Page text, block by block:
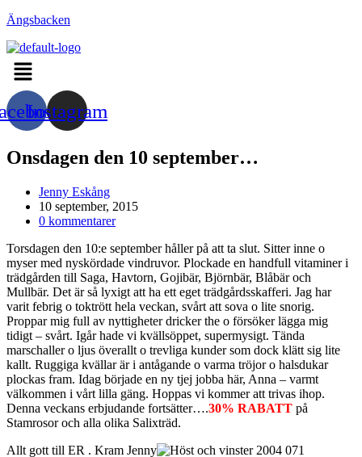
Hoppa
innehållet
Ängsbacken
Menu
Instagram
Onsdagen den 10 september…
Inläggsförfattare:
Jenny Eskång
Inlägget
publicerat:
10 september, 2015
Kommentarer
inlägget:
0 kommentarer
Torsdagen den 10:e september håller på att ta slut. Sitter inne o
myser med nyskördade vindruvor. Plockade en handfull vitaminer i
trädgården till Saga, Havtorn, Gojibär, Björnbär, Blåbär och
Mullbär. Det är så lyxigt att ha ett eget trädgårdsskafferi. Jag har
varit febrig o toktrött hela veckan, svårt att sova o lite snorig.
Proppar mig full av nyttigheter dricker the o försöker lägga mig
tidigt – svårt. Igår hade vi kvällsöppet, supermysigt. Tända
marschaller o ljus överallt o trevliga kunder som dock klätt sig lite
kallt. Ruggiga kvällar är i antågande o varma tröjor o halsdukar
plockas fram. Idag började en ny tjej jobba här, Anna – varmt
välkommen i vårt lilla gäng. Hoppas vi kommer att trivas ihop.
Denna veckans erbjudande fortsätter….30% RABATT på
Stamrosor och alla olika Salixträd.
Allt gott till ER . Kram Jenny